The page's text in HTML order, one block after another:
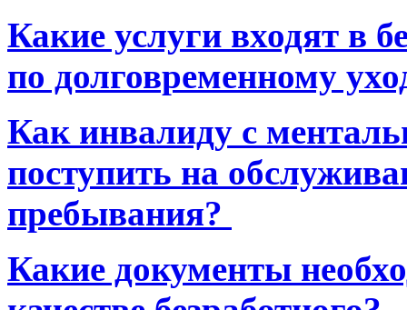
Какие услуги входят в
по долговременному
Как инвалиду с
поступить на
пребывания?
Какие документы